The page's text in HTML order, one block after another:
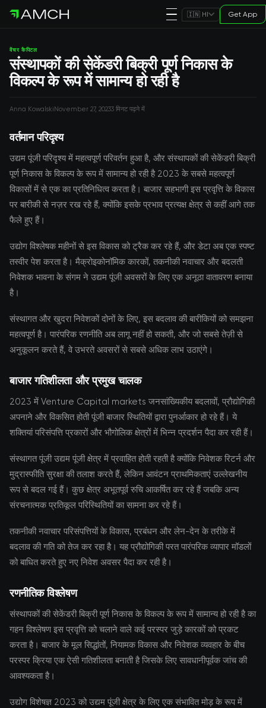
🇮🇳 HI Get App
वेंचर कैपिटल
संस्थापकों की सेकेंडरी बिक्री पूर्ण निकास के
विकल्प के रूप में सामान्य हो रही है
Anna KowalskiNovember 27, 20233 मिनट पढ़ने में
वर्तमान परिदृश्य
उद्यम पूंजी परिदृश्य में महत्वपूर्ण परिवर्तन हुआ है, और संस्थापकों की सेकेंडरी बिक्री
पूर्ण निकास के विकल्प के रूप में सामान्य हो रही है 2023 के सबसे महत्वपूर्ण
विकासों में से एक का प्रतिनिधित्व करता है। बाजार सहभागी इस प्रवृत्ति के विकास
पर बारीकी से नज़र रख रहे हैं, क्योंकि इसके प्रभाव प्रत्यक्ष क्षेत्र से कहीं आगे तक
फैले हुए हैं।
उद्योग विश्लेषक महीनों से इस विकास को ट्रैक कर रहे हैं, और डेटा अब एक स्पष्ट
तस्वीर पेश करता है। मैक्रोइकोनॉमिक कारकों, तकनीकी नवाचार और बदलती
निवेशक भावना के संगम ने उद्यम पूंजी अवसरों के लिए एक अनूठा वातावरण बनाया
है।
संस्थागत और खुदरा निवेशकों दोनों के लिए, इस बदलाव की बारीकियों को समझना
महत्वपूर्ण है। पारंपरिक रणनीति अब लागू नहीं हो सकती, और जो सबसे तेज़ी से
अनुकूलन करते हैं, वे उभरते अवसरों से सबसे अधिक लाभ उठाएंगे।
बाजार गतिशीलता और प्रमुख चालक
2023 में Venture Capital markets जनसांख्यिकीय बदलावों, प्रौद्योगिकी
अपनाने और विकसित होती पूंजी बाजार स्थितियों द्वारा पुनर्आकार हो रहे हैं। ये
शक्तियां परिसंपत्ति प्रकारों और भौगोलिक क्षेत्रों में भिन्न प्रदर्शन पैदा कर रही हैं।
संस्थागत पूंजी उद्यम पूंजी क्षेत्र में प्रवाहित होती रहती है क्योंकि निवेशक रिटर्न और
मुद्रास्फीति सुरक्षा की तलाश करते हैं, लेकिन आवंटन प्राथमिकताएं उल्लेखनीय
रूप से बदल गई हैं। कुछ क्षेत्र अभूतपूर्व रुचि आकर्षित कर रहे हैं जबकि अन्य
संरचनात्मक प्रतिकूल परिस्थितियों का सामना कर रहे हैं।
तकनीकी नवाचार परिसंपत्तियों के विकास, प्रबंधन और लेन-देन के तरीके में
बदलाव की गति को तेज कर रहा है। यह प्रौद्योगिकी परत पारंपरिक व्यापार मॉडलों
को बाधित करते हुए नए निवेश अवसर पैदा कर रही है।
रणनीतिक विश्लेषण
संस्थापकों की सेकेंडरी बिक्री पूर्ण निकास के विकल्प के रूप में सामान्य हो रही है का
गहन विश्लेषण इस प्रवृत्ति को चलाने वाले कई परस्पर जुड़े कारकों को प्रकट
करता है। बाजार के मूल सिद्धांतों, नियामक विकास और निवेशक व्यवहार के बीच
परस्पर क्रिया एक ऐसी गतिशीलता बनाती है जिसके लिए सावधानीपूर्वक जांच की
आवश्यकता है।
उद्योग विशेषज्ञ 2023 को उद्यम पूंजी क्षेत्र के लिए एक संभावित मोड़ के रूप में